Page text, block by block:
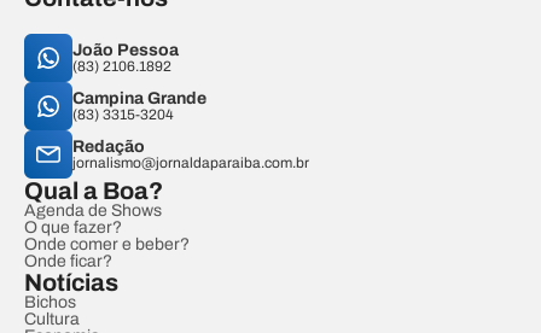
João Pessoa
(83) 2106.1892
Campina Grande
(83) 3315-3204
Redação
jornalismo@jornaldaparaiba.com.br
Qual a Boa?
Agenda de Shows
O que fazer?
Onde comer e beber?
Onde ficar?
Notícias
Bichos
Cultura